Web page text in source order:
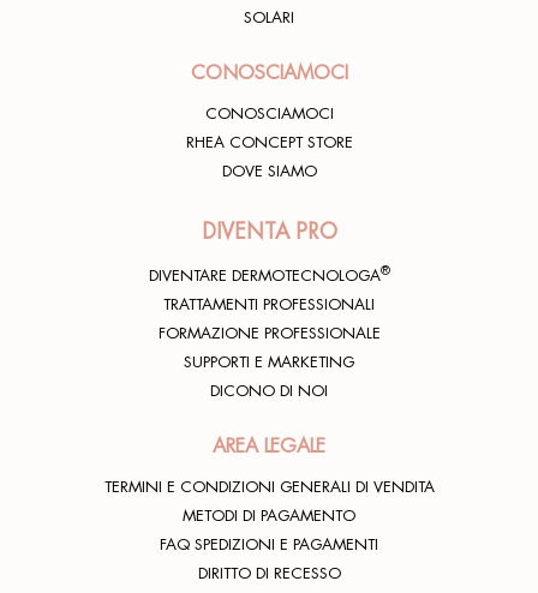
SOLARI
CONOSCIAMOCI
CONOSCIAMOCI
RHEA CONCEPT STORE
DOVE SIAMO
DIVENTA PRO
DIVENTARE DERMOTECNOLOGA®
TRATTAMENTI PROFESSIONALI
FORMAZIONE PROFESSIONALE
SUPPORTI E MARKETING
DICONO DI NOI
AREA LEGALE
TERMINI E CONDIZIONI GENERALI DI VENDITA
METODI DI PAGAMENTO
FAQ SPEDIZIONI E PAGAMENTI
DIRITTO DI RECESSO